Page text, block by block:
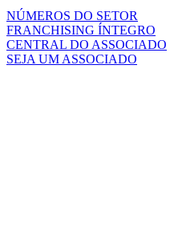
NÚMEROS DO SETOR
FRANCHISING ÍNTEGRO
CENTRAL DO ASSOCIADO
SEJA UM ASSOCIADO